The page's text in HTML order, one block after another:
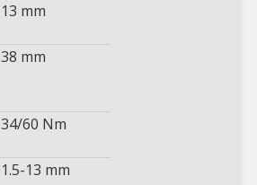
13 mm
38 mm
34/60 Nm
1.5-13 mm